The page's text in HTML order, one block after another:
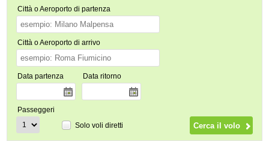
Città o Aeroporto di partenza
Città o Aeroporto di arrivo
Data partenza Data ritorno
Passeggeri
Solo voli diretti